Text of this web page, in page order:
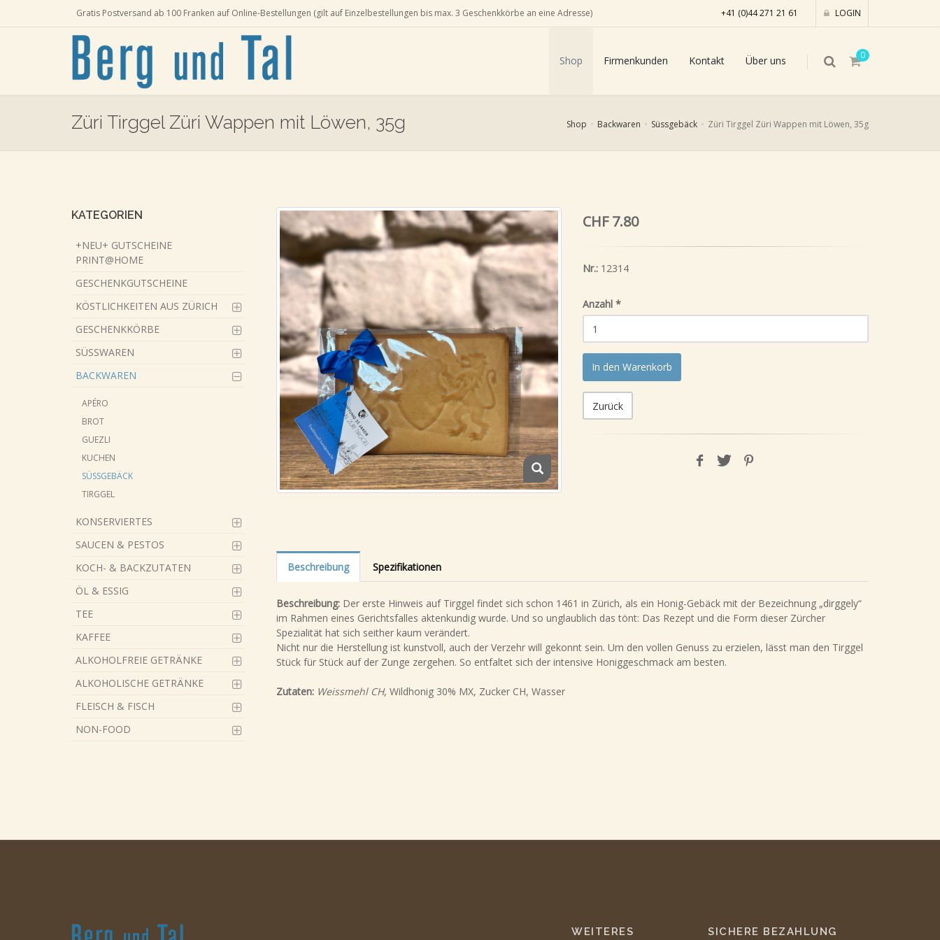
+41 (0)44 271 21 61 LOGIN
Gratis Postversand ab 100 Franken auf Online-Bestellungen (gilt auf Einzelbestellungen bis max. 3 Geschenkkörbe an eine Adresse)
0
Shop Firmenkunden Kontakt Über uns
Züri Tirggel Züri Wappen mit Löwen, 35g Shop Backwaren Süssgebäck Züri Tirggel Züri Wappen mit Löwen, 35g
KATEGORIEN
+NEU+ GUTSCHEINE
PRINT@HOME
GESCHENKGUTSCHEINE
KÖSTLICHKEITEN AUS ZÜRICH
GESCHENKKÖRBE
SÜSSWAREN
BACKWAREN
APÉRO
BROT
GUEZLI
KUCHEN
SÜSSGEBÄCK
TIRGGEL
KONSERVIERTES
SAUCEN & PESTOS
KOCH- & BACKZUTATEN
ÖL & ESSIG
TEE
KAFFEE
ALKOHOLFREIE GETRÄNKE
ALKOHOLISCHE GETRÄNKE
FLEISCH & FISCH
NON-FOOD
CHF 7.80
Nr.: 12314
Anzahl *
In den Warenkorb
Zurück
Beschreibung Spezifikationen
Beschreibung: Der erste Hinweis auf Tirggel findet sich schon 1461 in Zürich, als ein Honig-Gebäck mit der Bezeichnung „dirggely“
im Rahmen eines Gerichtsfalles aktenkundig wurde. Und so unglaublich das tönt: Das Rezept und die Form dieser Zürcher
Spezialität hat sich seither kaum verändert.
Nicht nur die Herstellung ist kunstvoll, auch der Verzehr will gekonnt sein. Um den vollen Genuss zu erzielen, lässt man den Tirggel
Stück für Stück auf der Zunge zergehen. So entfaltet sich der intensive Honiggeschmack am besten.
Zutaten: Weissmehl CH, Wildhonig 30% MX, Zucker CH, Wasser
WEITERES SICHERE BEZAHLUNG